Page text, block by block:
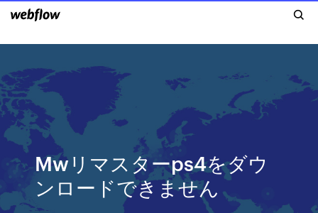
Mwリマスターps4をダウ
ンロードできません